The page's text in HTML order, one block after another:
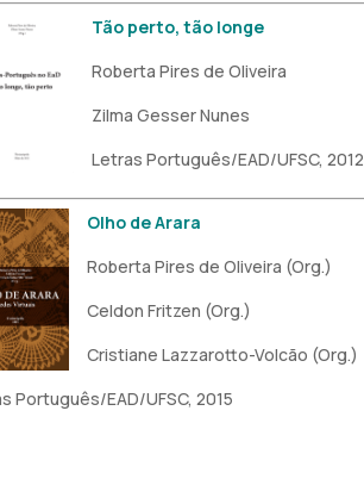
Tão perto, tão longe
Roberta Pires de Oliveira
Zilma Gesser Nunes
Letras Português/EAD/UFSC, 2012
Olho de Arara
Roberta Pires de Oliveira (Org.)
Celdon Fritzen (Org.)
Cristiane Lazzarotto-Volcão (Org.)
Português/EAD/UFSC, 2015